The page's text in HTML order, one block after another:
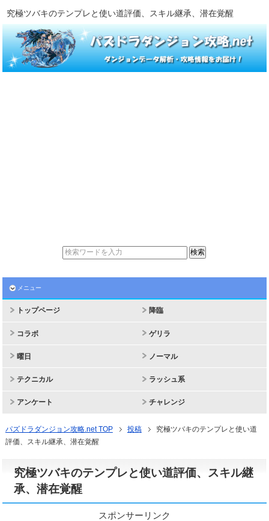
究極ツバキのテンプレと使い道評価、スキル継承、潜在覚醒
メニュー
トップページ 降臨
コラボ ゲリラ
曜日 ノーマル
テクニカル ラッシュ系
アンケート チャレンジ
パズドラダンジョン攻略.net TOP 投稿
究極ツバキのテンプレと使い道
評価、スキル継承、潜在覚醒
究極ツバキのテンプレと使い道評価、スキル継
承、潜在覚醒
スポンサーリンク